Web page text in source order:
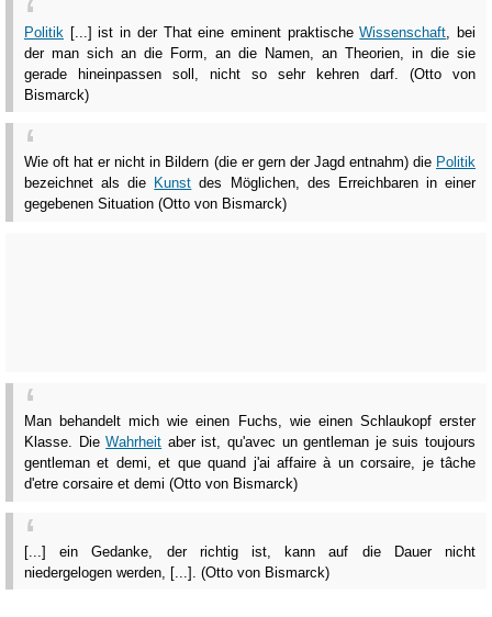
Politik [...] ist in der That eine eminent praktischeWissenschaft , bei
der man sich an die Form, an die Namen, an Theorien, in die sie
gerade hineinpassen soll, nicht so sehr kehren darf. (Otto von
Bismarck)
Wie oft hat er nicht in Bildern (die er gern der Jagd entnahm) die Politik
bezeichnet als die Kunst des Möglichen, des Erreichbaren in einer
gegebenen Situation (Otto von Bismarck)
Man behandelt mich wie einen Fuchs, wie einen Schlaukopf erster
Klasse. DieWahrheit aber ist, qu'avec un gentleman je suis toujours
gentleman et demi, et que quand j'ai affaire à un corsaire, je tâche
d'etre corsaire et demi (Otto von Bismarck)
[...] ein Gedanke, der richtig ist, kann auf die Dauer nicht
niedergelogen werden, [...]. (Otto von Bismarck)